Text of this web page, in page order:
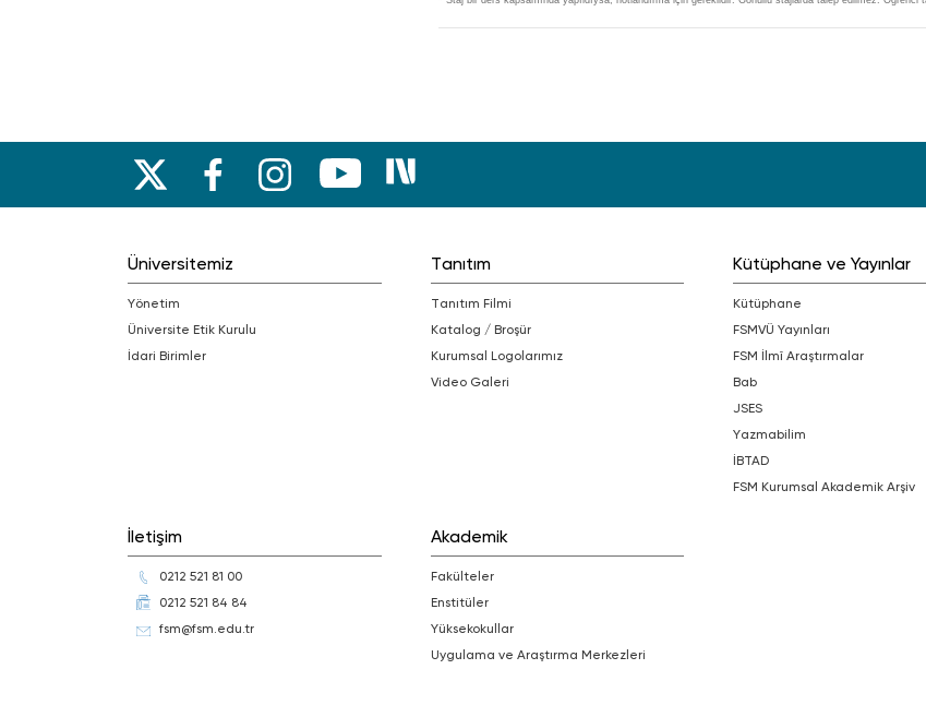
Üniversitemiz
Yönetim
Üniversite Etik Kurulu
İdari Birimler
Tanıtım
Tanıtım Filmi
Katalog / Broşür
Kurumsal Logolarımız
Video Galeri
Kütüphane ve Yayınlar
Kütüphane
FSMVÜ Yayınları
FSM İlmî Araştırmalar
bab
JSES
Yazmabilim
İBTAD
FSM Kurumsal Akademik Arşiv
İletişim
0212 521 81 00
0212 521 84 84
fsm@fsm.edu.tr
Akademik
Fakülteler
Enstitüler
Yüksekokullar
Uygulama ve Araştırma Merkezleri